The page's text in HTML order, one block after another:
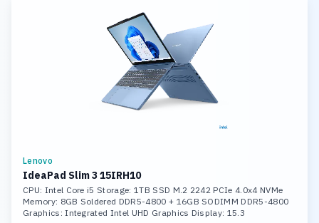
Lenovo
IdeaPad Slim 3 15IRH10
CPU: Intel Core i5 Storage: 1TB SSD M.2 2242 PCIe 4.0x4 NVMe
Memory: 8GB Soldered DDR5-4800 + 16GB SODIMM DDR5-4800
Graphics: Integrated Intel UHD Graphics Display: 15.3